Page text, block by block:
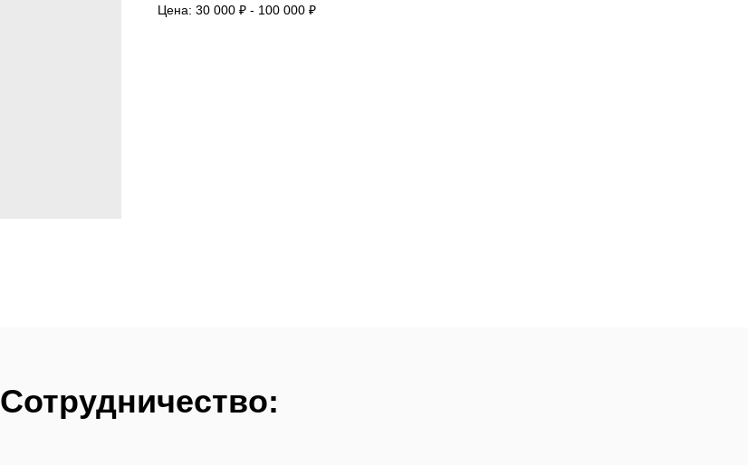
Цена: 30 000 ₽ - 100 000 ₽
Сотрудничество: